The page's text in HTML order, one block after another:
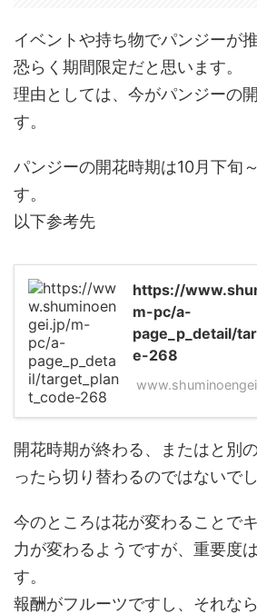
イベントや持ち物でパンジーが
恐らく期間限定だと思います。
理由としては、今がパンジーの
す。
パンジーの開花時期は10月下旬
す。
以下参考先
https://
m-pc/a-
page_p_detail/
e-268
開花時期が終わる、またはと別
ったら切り替わるのではないでし
今のところは花が変わることで
力が変わるようですが、重要度
す。
報酬がフルーツですし、それな